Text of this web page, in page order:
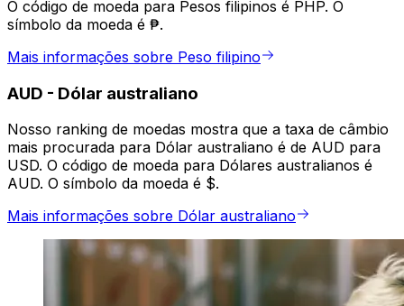
O código de moeda para Pesos filipinos é PHP. O
símbolo da moeda é ₱.
Mais informações sobre Peso filipino
AUD - Dólar australiano
Nosso ranking de moedas mostra que a taxa de câmbio
mais procurada para Dólar australiano é de AUD para
USD. O código de moeda para Dólares australianos é
AUD. O símbolo da moeda é $.
Mais informações sobre Dólar australiano